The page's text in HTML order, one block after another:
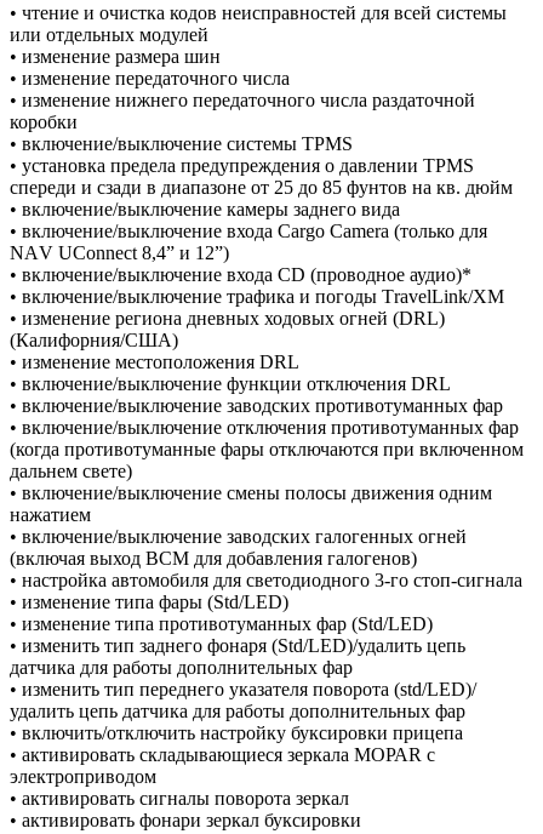
• чтение и очистка кодов неисправностей для всей системы
или отдельных модулей
• изменение размера шин
• изменение передаточного числа
• изменение нижнего передаточного числа раздаточной
коробки
• включение/выключение системы ТРМS
• установка предела предупреждения о давлении ТРМS
спереди и сзади в диапазоне от 25 до 85 фунтов на кв. дюйм
• включение/выключение камеры заднего вида
• включение/выключение входа Саrgо Саmеrа (только для
NАV UСоnnесt 8,4” и 12”)
• включение/выключение входа СD (проводное аудио)*
• включение/выключение трафика и погоды ТrаvеlLink/ХМ
• изменение региона дневных ходовых огней (DRL)
(Калифорния/США)
• изменение местоположения DRL
• включение/выключение функции отключения DRL
• включение/выключение заводских противотуманных фар
• включение/выключение отключения противотуманных фар
(когда противотуманные фары отключаются при включенном
дальнем свете)
• включение/выключение смены полосы движения одним
нажатием
• включение/выключение заводских галогенных огней
(включая выход ВСМ для добавления галогенов)
• настройка автомобиля для светодиодного 3-го стоп-сигнала
• изменение типа фары (Std/LЕD)
• изменение типа противотуманных фар (Std/LЕD)
• изменить тип заднего фонаря (Std/LЕD)/удалить цепь
датчика для работы дополнительных фар
• изменить тип переднего указателя поворота (std/LЕD)/
удалить цепь датчика для работы дополнительных фар
• включить/отключить настройку буксировки прицепа
• активировать складывающиеся зеркала МОРАR с
электроприводом
• активировать сигналы поворота зеркал
• активировать фонари зеркал буксировки